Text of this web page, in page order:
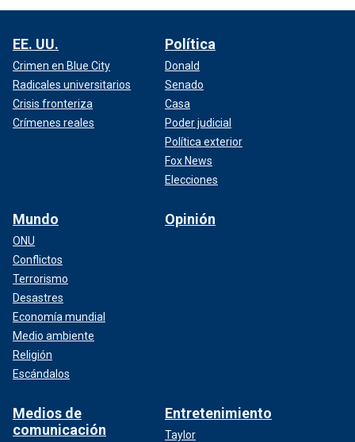
EE. UU.
Crimen en Blue City
Radicales universitarios
Crisis fronteriza
Crímenes reales
Política
Donald
Senado
Casa
Poder judicial
Política exterior
Fox News
Elecciones
Mundo
ONU
Conflictos
Terrorismo
Desastres
Economía mundial
Medio ambiente
Religión
Escándalos
Opinión
Medios de
comunicación
Entretenimiento
Taylor